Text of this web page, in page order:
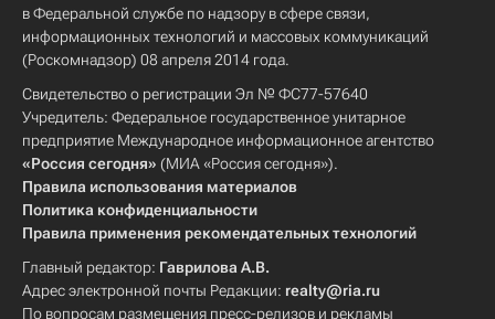
в Федеральной службе по надзору в сфере связи,
информационных технологий и массовых коммуникаций
(Роскомнадзор) 08 апреля 2014 года.
Свидетельство о регистрации Эл № ФС77-57640
Учредитель: Федеральное государственное унитарное
предприятие Международное информационное агентство
«Россия сегодня» (МИА «Россия сегодня»).
Правила использования материалов
Политика конфиденциальности
Правила применения рекомендательных технологий
Главный редактор: Гаврилова А.В.
Адрес электронной почты Редакции: realty@ria.ru
По вопросам размещения пресс-релизов и рекламы